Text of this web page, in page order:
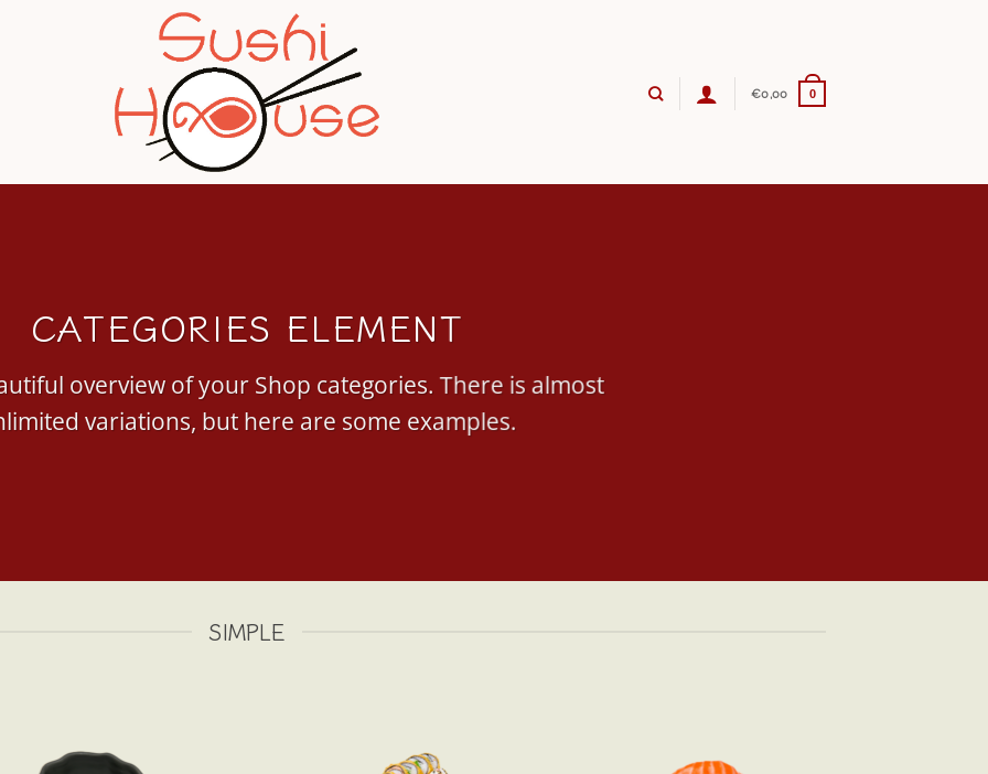
€0,00 0
CATEGORIES ELEMENT
overview of your Shop categories. There is almost
variations, but here are some examples.
SIMPLE